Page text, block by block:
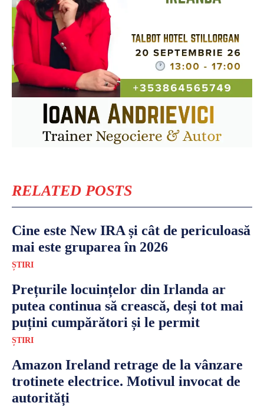
RELATED POSTS
Cine este New IRA și cât de periculoasă
mai este gruparea în 2026
ȘTIRI
Prețurile locuințelor din Irlanda ar
putea continua să crească, deși tot mai
puțini cumpărători și le permit
ȘTIRI
Amazon Ireland retrage de la vânzare
trotinete electrice. Motivul invocat de
autorități